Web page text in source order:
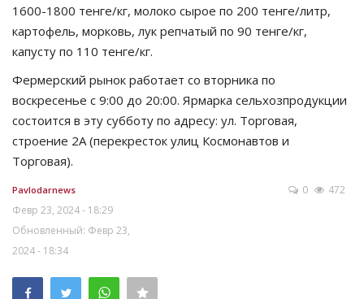
1600-1800 тенге/кг, молоко сырое по 200 тенге/литр,
картофель, морковь, лук репчатый по 90 тенге/кг,
капусту по 110 тенге/кг.
Фермерский рынок работает со вторника по
воскресенье с 9:00 до 20:00. Ярмарка сельхозпродукции
состоится в эту субботу по адресу: ул. Торговая,
строение 2А (перекресток улиц Космонавтов и
Торговая).
Pavlodarnews
Февр 23, 2024 - 18:29
Обновленный: Февр 23,
2024 - 18:34
0 472